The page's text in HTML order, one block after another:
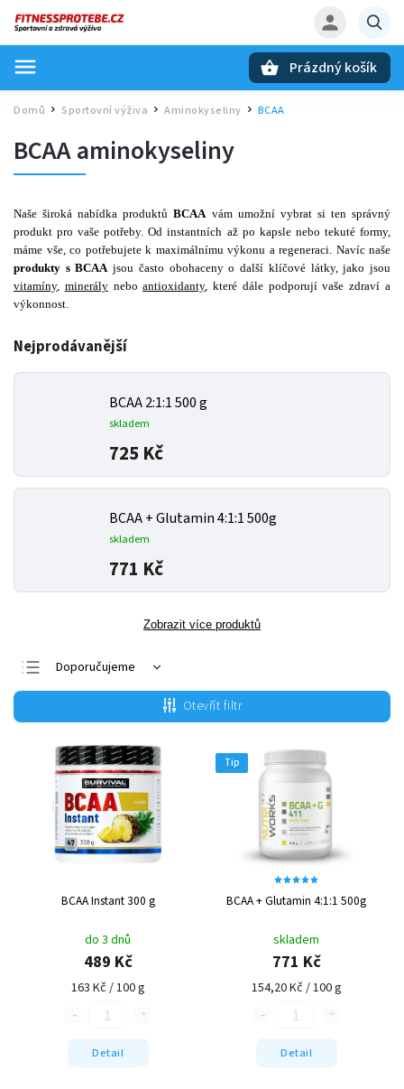
Prázdný košík
Domů / Sportovní výživa / Aminokyseliny BCAA
BCAA aminokyseliny
Naše široká nabídka produktůBCAAvám umožní vybrat si ten správný
produkt pro vaše potřeby. Od instantních až po kapsle nebo tekuté formy,
máme vše, co potřebujete k maximálnímu výkonu a regeneraci. Navíc naše
produkty s BCAAjsou často obohaceny o další klíčové látky, jako jsou
vitamíny, minerályneboantioxidanty, které dále podporují vaše zdraví a
výkonnost.
Nejprodávanější
BCAA 2:1:1 500 g
skladem
725 Kč
BCAA + Glutamin 4:1:1 500g
skladem
771 Kč
Zobrazit více produktů
Doporučujeme
Nejlevnější
Nejdražší
Nejprodávanější
Abecedně
Otevřít filtr
BCAA Instant 300 g
do 3 dnů
489 Kč
163 Kč / 100 g
Detail
Tip
BCAA + Glutamin 4:1:1 500g
skladem
771 Kč
154,20 Kč / 100 g
Detail